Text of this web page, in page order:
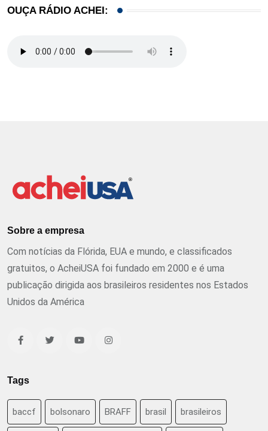
OUÇA RÁDIO ACHEI:
Sobre a empresa
Com notícias da Flórida, EUA e mundo, e classificados
gratuitos, o AcheiUSA foi fundado em 2000 e é uma
publicação dirigida aos brasileiros residentes nos Estados
Unidos da América
Tags
baccf bolsonaro BRAFF brasil brasileiros